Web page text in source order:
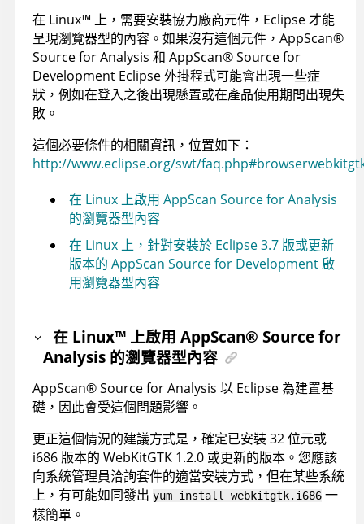
在 Linux™ 上，需要安裝協力廠商元件，Eclipse 才能
呈現瀏覽器型的內容。如果沒有這個元件， AppScan®
Source for Analysis 和 AppScan®Source for
Development Eclipse 外掛程式可能會出現一些症
狀，例如在登入之後出現懸置或在產品使用期間出現失
敗。
這個必要條件的相關資訊，位置如下：
http://www.eclipse.org/swt/
在 Linux 上啟用 AppScan Source for Analysis
的瀏覽器型內容
在 Linux 上，針對安裝於 Eclipse 3.7 版或更新
版本的 AppScan Source for Development 啟
用瀏覽器型內容
在 Linux™ 上啟用AppScan® Source for
Analysis 的瀏覽器型內容
AppScan®Source for Analysis 以 Eclipse 為建置基
礎，因此會受這個問題影響。
更正這個情況的建議方式是，確定已安裝 32 位元或
i686 版本的 WebKitGTK 1.2.0 或更新的版本。您應該
向系統管理員洽詢套件的適當安裝方式，但在某些系統
上，有可能如同發出 yum install webkitgtk.i686 一
樣簡單。